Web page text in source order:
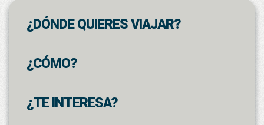
¿DÓNDE QUIERES VIAJAR?
¿CÓMO?
¿TE INTERESA?